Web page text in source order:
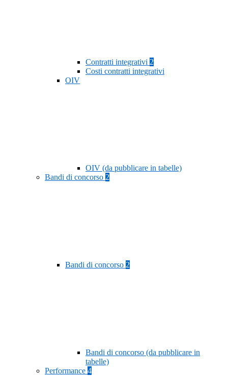
Contratti integrativi 2
Costi contratti integrativi
OIV
OIV (da pubblicare in tabelle)
Bandi di concorso 2
Bandi di concorso 2
Bandi di concorso (da pubblicare in
tabelle)
Performance 4